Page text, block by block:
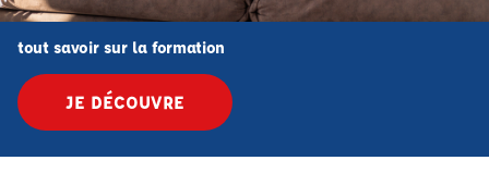
tout savoir sur la formation
JE DÉCOUVRE